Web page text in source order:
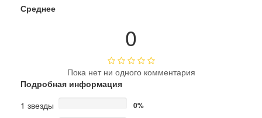
Среднее
0
Пока нет ни одного комментария
Подробная информация
1 звезды
0%